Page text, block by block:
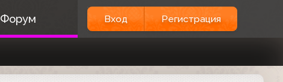
Форум Вход Регистрация